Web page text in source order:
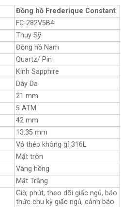
Đồng hồ Frederique Constant
FC-282V5B4
Thụy Sỹ
Đồng hồ Nam
Quartz/ Pin
Kính Sapphire
Dây Da
21 mm
5 ATM
42 mm
13.35 mm
Vỏ thép không gỉ 316L
Mặt tròn
Vàng hồng
Mặt Trắng
Giờ, phút, theo dõi giấc ngủ, báo
thức chu kỳ giấc ngủ, cảnh báo